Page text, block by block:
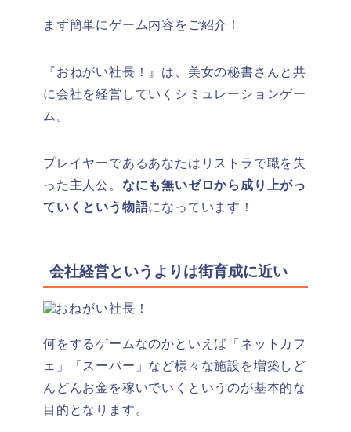
まず簡単にゲーム内容をご紹介！
『おねがい社長！』は、美女の秘書さんと共
に会社を経営していくシミュレーションゲー
ム。
プレイヤーであるあなたはリストラで職を失
った主人公。 なにも無いゼロから成り上がっ
ていくという物語になっています！
会社経営というよりは街育成に近い
何をするゲームなのかといえば「ネットカフ
ェ」「スーパー」など様々な施設を増築しど
んどんお金を稼いでいくというのが基本的な
目的となります。